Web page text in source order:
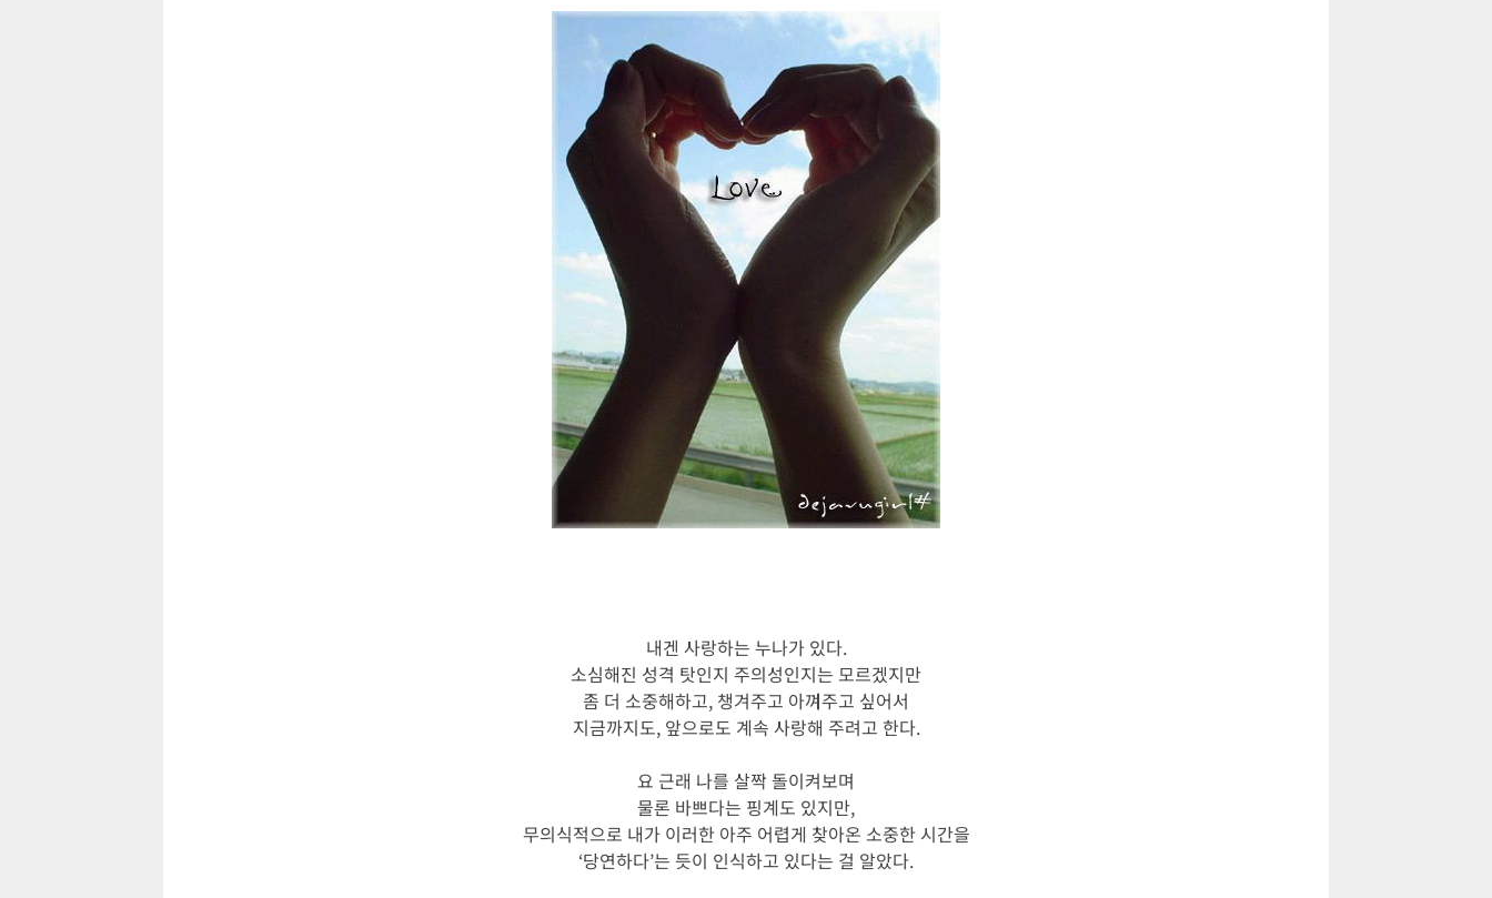
내겐 사랑하는 누나가 있다.
소심해진 성격 탓인지 주의성인지는 모르겠지만
좀 더 소중해하고, 챙겨주고 아껴주고 싶어서
지금까지도, 앞으로도 계속 사랑해 주려고 한다.
요 근래 나를 살짝 돌이켜보며
물론 바쁘다는 핑계도 있지만,
무의식적으로 내가 이러한 아주 어렵게 찾아온 소중한 시간을
‘당연하다’는 듯이 인식하고 있다는 걸 알았다.